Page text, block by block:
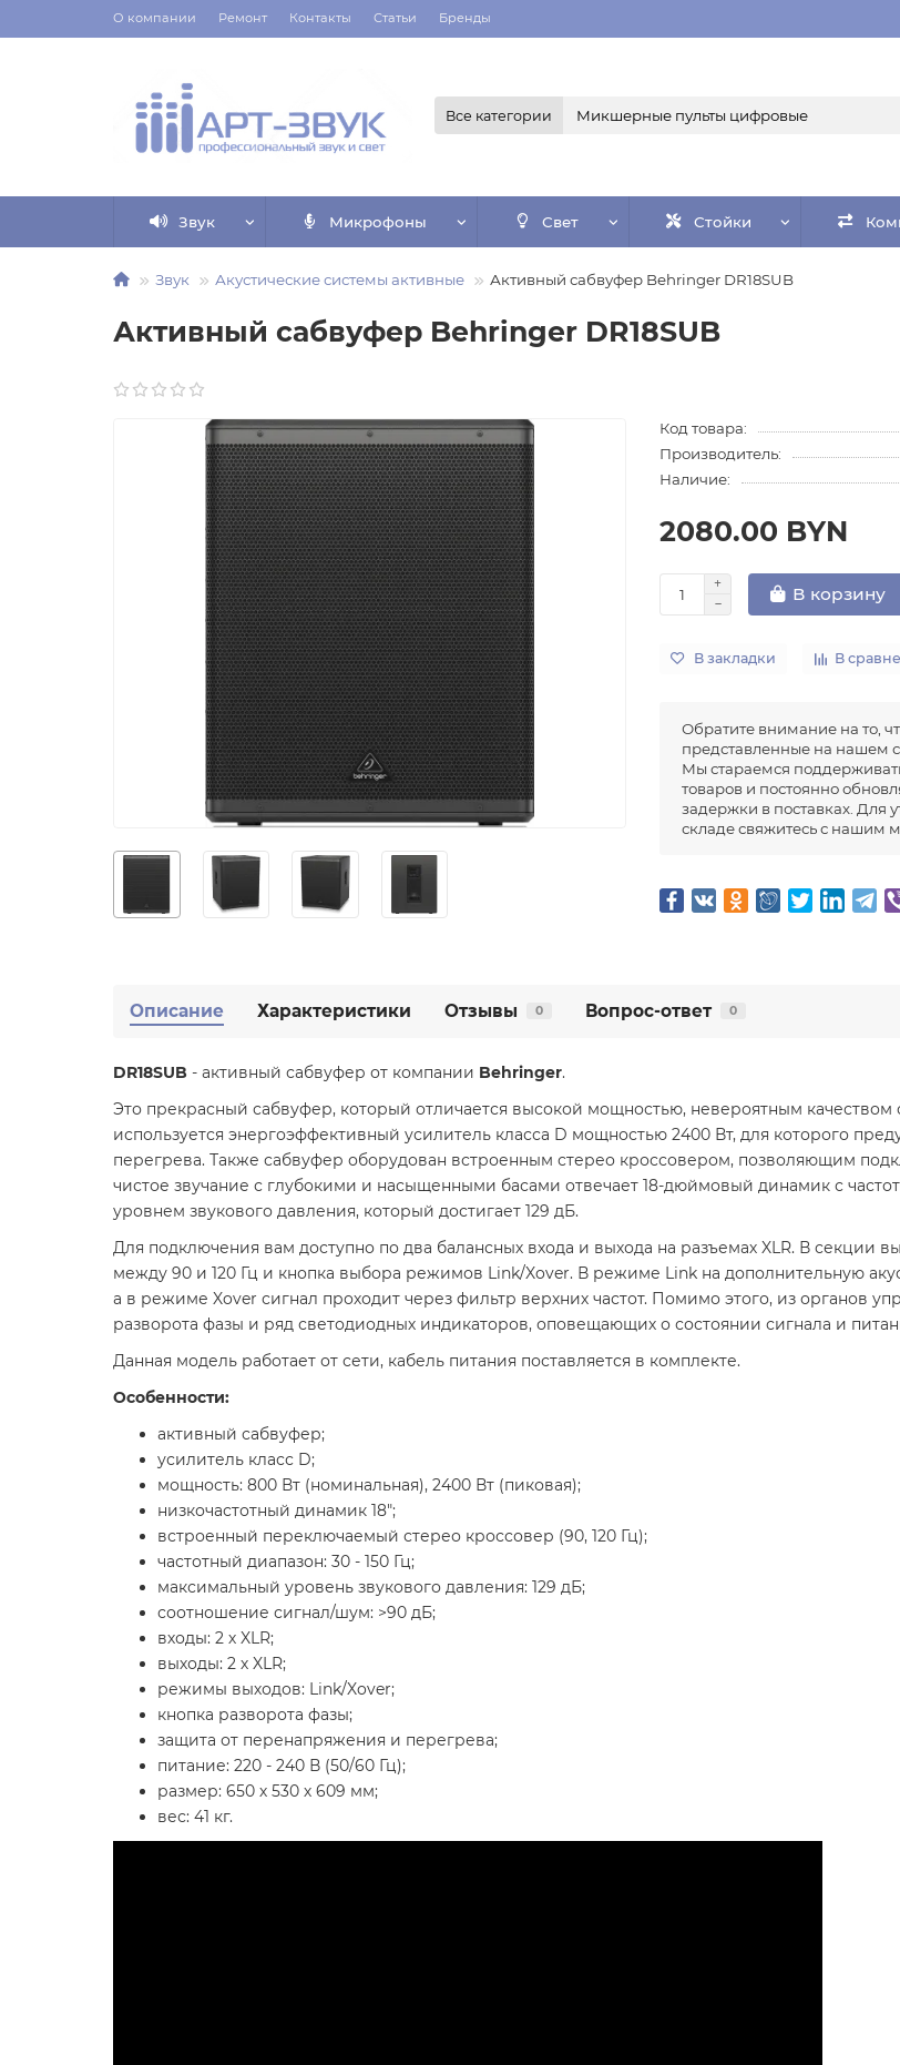
О компании Ремонт Контакты Статьи Бренды
Все категории
Звук Микрофоны Свет Стойки
Звук Акустические системы активные Активный сабвуфер Behringer DR18SUB
Активный сабвуфер Behringer DR18SUB
Код товара:
Производитель:
Наличие:
2080.00 BYN
В корзину
В закладки В
Обратите внимание на то,
представленные на нашем
Мы стараемся
товаров и постоянно
задержки в поставках. Для
складе свяжитесь с нашим
Описание Характеристики Отзывы 0 Вопрос-ответ 0
DR18SUB - активный сабвуфер от компании Behringer.
Это прекрасный сабвуфер, который отличается высокой мощностью, невероятным
используется энергоэффективный усилитель класса D мощностью 2400 Вт, для которого
перегрева. Также сабвуфер оборудован встроенным стерео кроссовером, позволяющим
чистое звучание с глубокими и насыщенными басами отвечает 18-дюймовый динамик с
уровнем звукового давления, который достигает 129 дБ.
Для подключения вам доступно по два балансных входа и выхода на разъемах XLR. В секции
между 90 и 120 Гц и кнопка выбора режимов Link/Xover. В режиме Link на дополнительную
а в режиме Xover сигнал проходит через фильтр верхних частот. Помимо этого, из органов
разворота фазы и ряд светодиодных индикаторов, оповещающих о состоянии сигнала и
Данная модель работает от сети, кабель питания поставляется в комплекте.
Особенности:
активный сабвуфер;
усилитель класс D;
мощность: 800 Вт (номинальная), 2400 Вт (пиковая);
низкочастотный динамик 18";
встроенный переключаемый стерео кроссовер (90, 120 Гц);
частотный диапазон: 30 - 150 Гц;
максимальный уровень звукового давления: 129 дБ;
соотношение сигнал/шум: >90 дБ;
входы: 2 х XLR;
выходы: 2 х XLR;
режимы выходов: Link/Xover;
кнопка разворота фазы;
защита от перенапряжения и перегрева;
питание: 220 - 240 В (50/60 Гц);
размер: 650 х 530 х 609 мм;
вес: 41 кг.